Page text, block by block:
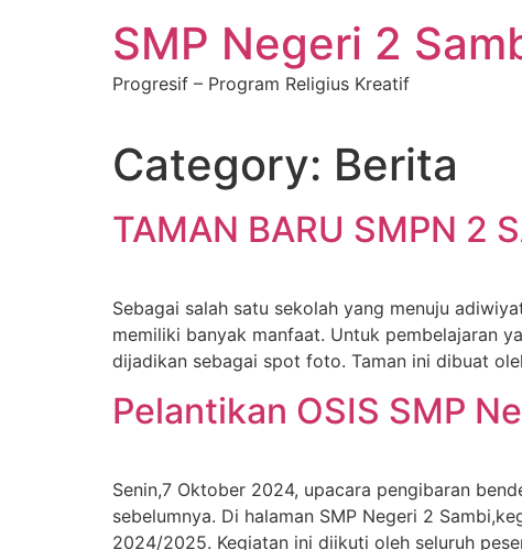
SMP Negeri 2
Progresif – Program Religius Kreatif
Category: Berita
TAMAN BARU SMPN 2
Sebagai salah satu sekolah yang menuju
memiliki banyak manfaat. Untuk pembelajaran
dijadikan sebagai spot foto. Taman ini dibuat
Pelantikan OSIS SMP
Senin,7 Oktober 2024, upacara pengibaran
sebelumnya. Di halaman SMP Negeri 2
2024/2025. Kegiatan ini diikuti oleh seluruh